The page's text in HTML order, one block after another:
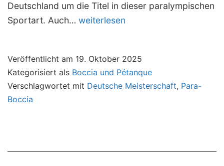
Deutschland um die Titel in dieser paralympischen
Sportart. Auch… Christoph
Topform
zum
Deutschen
Boccia
weiterlesen
Veröffentlicht am 19. Oktober 2025
Kategorisiert als Boccia und Pétanque
Verschlagwortet mit Deutsche Meisterschaft, Para-
Boccia